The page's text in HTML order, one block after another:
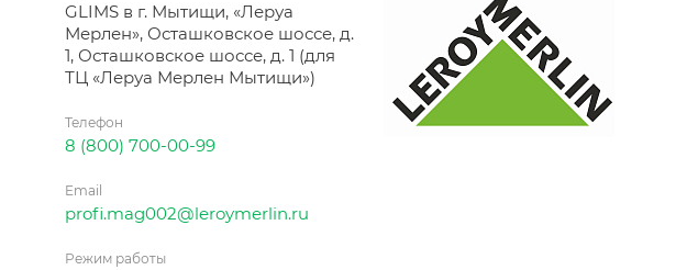
GLIMS в г. Мытищи, «Леруа
Мерлен», Осташковское шоссе, д.
1, Осташковское шоссе, д. 1 (для
ТЦ «Леруа Мерлен Мытищи»)
Телефон
8 (800) 700-00-99
Email
profi.mag002@leroymerlin.ru
Режим работы